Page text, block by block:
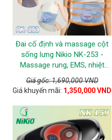
Đai cố định và massage cột
sống lưng Nikio NK-253 -
Massage rung, EMS, nhiệt
nóng
Giá gốc: 1,690,000 VND
Giá khuyến mãi: 1,350,000 VND